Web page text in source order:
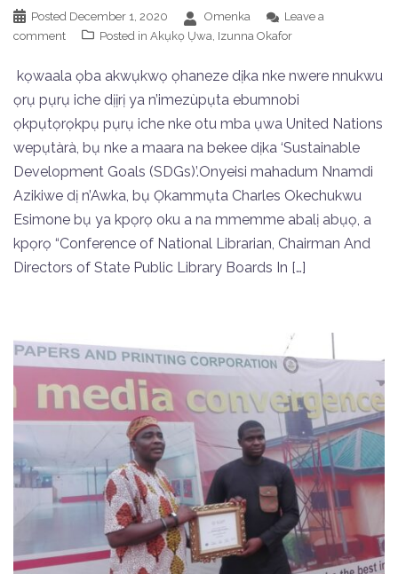
Posted December 1, 2020 Omenka
Leave a
comment
Posted in Akụkọ Ụwa, Izunna Okafor
kọwaala ọba akwụkwọ ọhaneze dịka nke nwere nnukwu
ọrụ pụrụ iche dịịrị ya n’imezùpụta ebumnobi
ọkpụtọrọkpụ pụrụ iche nke otu mba ụwa United Nations
wepụtàrà, bụ nke a maara na bekee dịka ‘Sustainable
Development Goals (SDGs)’.Onyeisi mahadum Nnamdi
Azikiwe dị n’Awka, bụ Ọkammụta Charles Okechukwu
Esimone bụ ya kpọrọ oku a na mmemme abalị abụọ, a
kpọrọ “Conference of National Librarian, Chairman And
Directors of State Public Library Boards In […]